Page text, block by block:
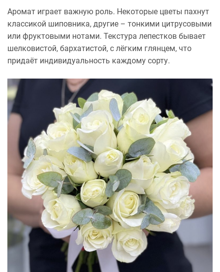
Аромат играет важную роль. Некоторые цветы пахнут
классикой шиповника, другие – тонкими цитрусовыми
или фруктовыми нотами. Текстура лепестков бывает
шелковистой, бархатистой, с лёгким глянцем, что
придаёт индивидуальность каждому сорту.